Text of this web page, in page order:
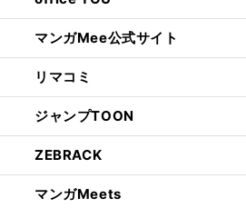
マンガMee公式サイト
リマコミ
ジャンプTOON
ZEBRACK
マンガMeets